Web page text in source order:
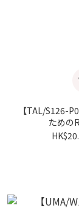
【TAL/S126-
ための